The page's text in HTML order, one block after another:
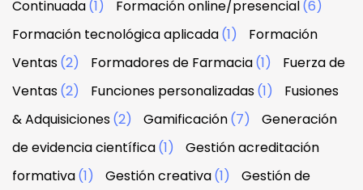
Continuada(1) Formación online/presencial(6)
Formación tecnológica aplicada(1)
Formación
Ventas(2) Formadores de Farmacia(1)
Fuerza de
Ventas(2) Funciones personalizadas(1)
Fusiones
& Adquisiciones(2) Gamificación(7)
Generación
de evidencia científica(1)
Gestión acreditación
formativa(1) Gestión creativa(1)
Gestión de